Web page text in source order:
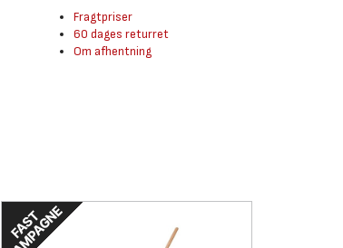
Fragtpriser
60 dages returret
Om afhentning